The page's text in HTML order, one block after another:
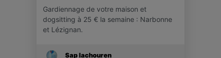
Gardiennage de votre maison et
dogsitting à 25 € la semaine : Narbonne
et Lézignan.
Sap Iachouren